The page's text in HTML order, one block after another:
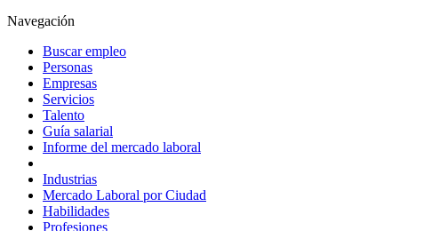
Navegación
Buscar empleo
Personas
Empresas
Servicios
Talento
Guía salarial
Informe del mercado laboral
Industrias
Mercado Laboral por Ciudad
Habilidades
Profesiones